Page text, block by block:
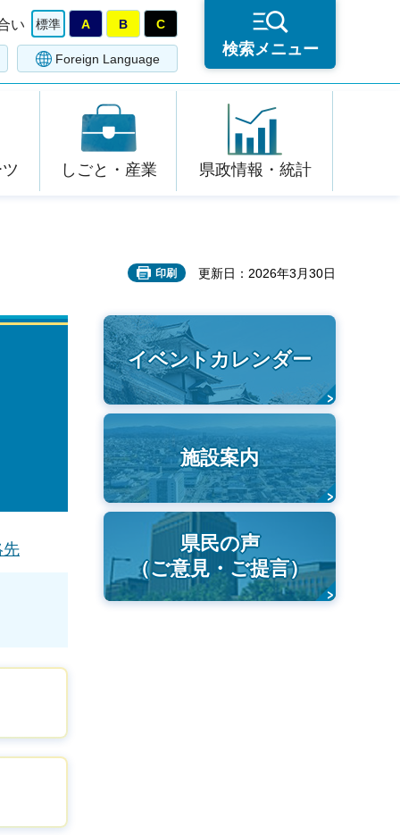
い 標準 A B C
Foreign Language
検索メニュー
しごと・産業 県政情報・統計
印刷 更新日：2026年3月30日
先
イベントカレンダー
施設案内
県民の声
（ご意見・ご提言）